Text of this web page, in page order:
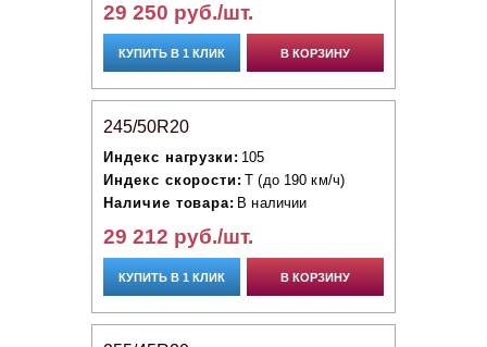
29 250 руб./шт.
КУПИТЬ В 1 КЛИК В КОРЗИНУ
245/50R20
Индекс нагрузки: 105
Индекс скорости: T (до 190 км/ч)
Наличие товара: В наличии
29 212 руб./шт.
КУПИТЬ В 1 КЛИК В КОРЗИНУ